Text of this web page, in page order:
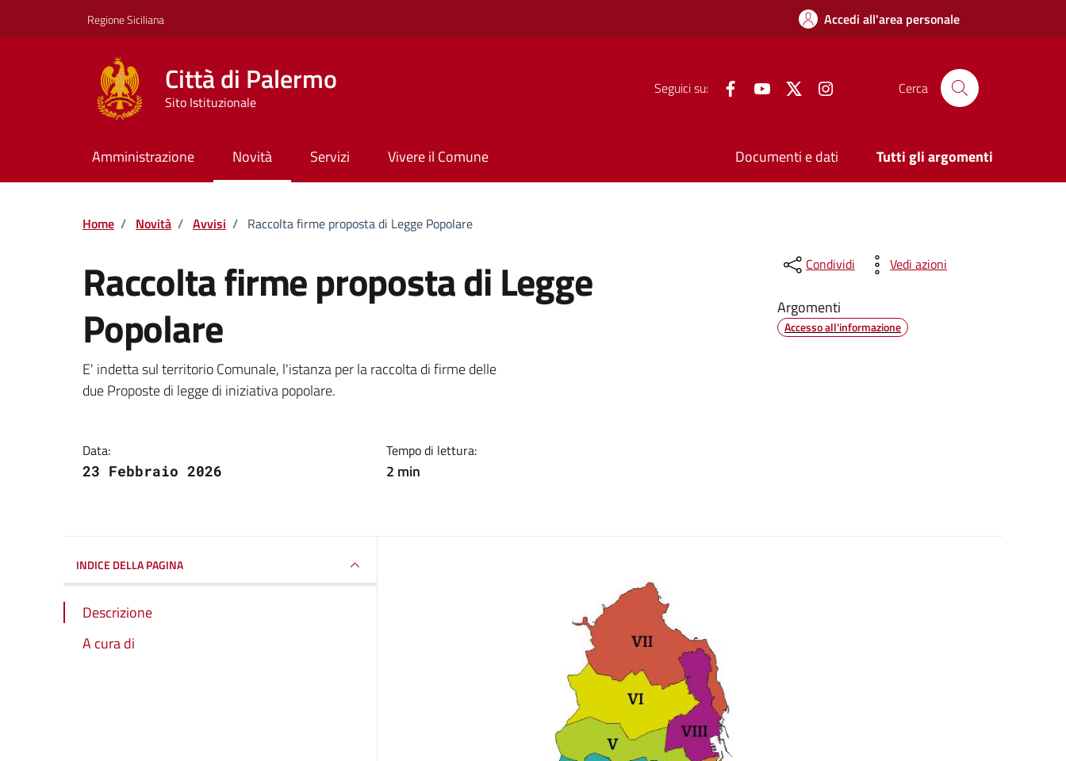
Regione Siciliana Accedi all'area personale
Città di Palermo
Sito Istituzionale
Seguici su: FacebookYouTube Twitter Cerca
Amministrazione Novità Servizi Vivere il Comune Documenti e dati Tutti gli argomenti
Home / Novità / Avvisi / Raccolta firme proposta di Legge Popolare
Raccolta firme proposta di Legge
Popolare
Dettagli della notizia
E' indetta sul territorio Comunale, l'istanza per la raccolta di firme delle
due Proposte di legge di iniziativa popolare.
Data:
23 Febbraio 2026
Tempo di lettura:
2 min
Condividi Vedi azioni
Argomenti
Accesso all'informazione
INDICE DELLA PAGINA
Descrizione
A cura di